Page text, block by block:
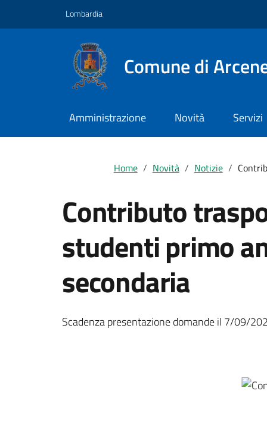
Vai ai contenutiLombardia
Comune di
Amministrazione Novità Servizi
Home Novità Notizie
Contributo
studenti primo
secondaria
Scadenza presentazione domande il 7/09/